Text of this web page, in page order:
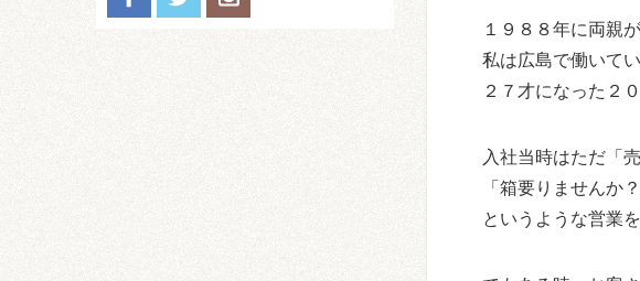
１９８８年に両親
私は広島で働いてい
２７才になった２
入社当時はただ「
「箱要りませんか
というような営業